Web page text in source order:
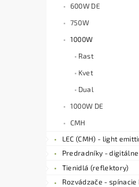
600W DE
750W
1000W
Rast
Kvet
Dual
1000W DE
CMH
LEC (CMH) - light
Predradníky - digitálne
Tienidlá (reflektory)
Rozvádzače - spínacie